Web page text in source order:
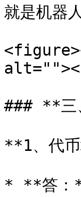
就是机器
### **三
**1、代
* **答：